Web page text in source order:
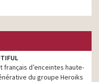
d’enceintes haute-
du groupe Heroiks